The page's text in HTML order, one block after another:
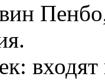
входят